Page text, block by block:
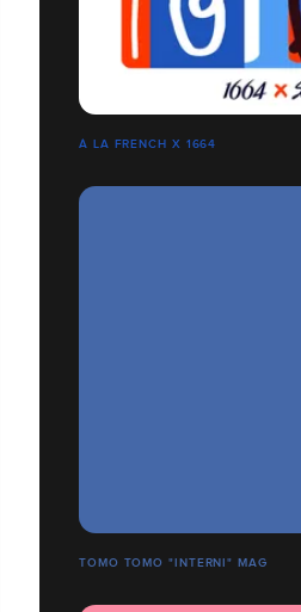
À LA FRENCH X 1664
TOMO TOMO "INTERNI" MAG